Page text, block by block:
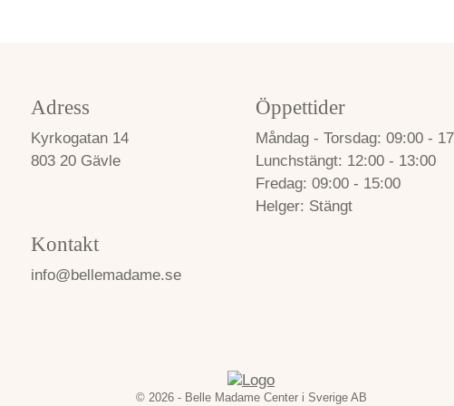
Adress
Kyrkogatan 14
803 20 Gävle
Öppettider
Måndag - Torsdag 09:00 -
Lunchstängt
12:00 - 13:00
Fredag 09:00 - 15:00
Helger
Stängt
Kontakt
info@bellemadame.se
© 2026 - Belle Madame Center i Sverige AB